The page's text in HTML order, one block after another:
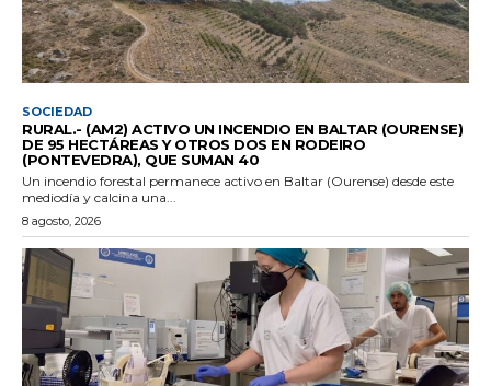
SOCIEDAD
RURAL.- (AM2) ACTIVO UN INCENDIO EN BALTAR (OURENSE)
DE 95 HECTÁREAS Y OTROS DOS EN RODEIRO
(PONTEVEDRA), QUE SUMAN 40
Un incendio forestal permanece activo en Baltar (Ourense) desde este
mediodía y calcina una...
8 agosto, 2026